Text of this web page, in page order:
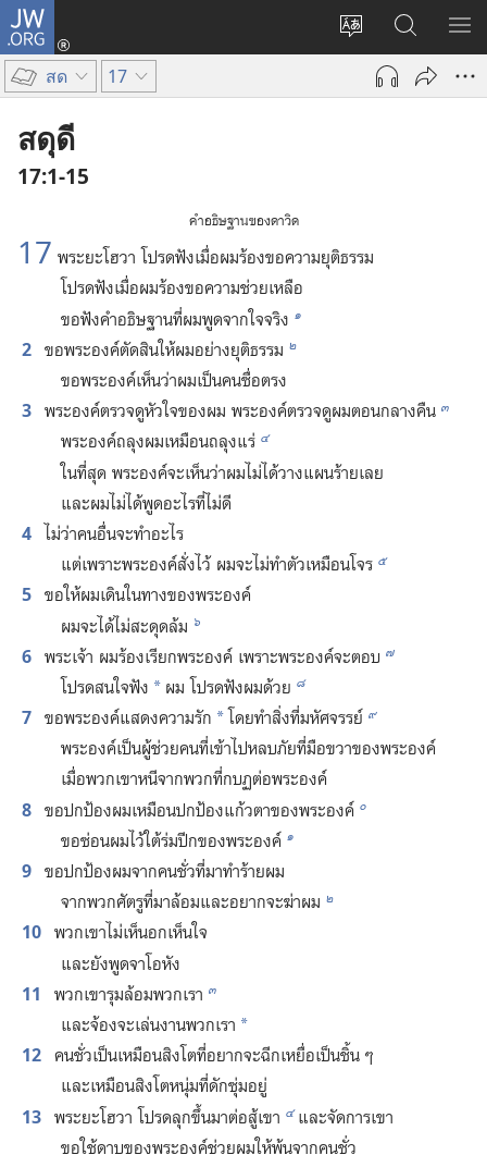
JW.ORG
เปลี่ยน
ภาษา
เข้า
(เปิด
ค้นหา
ใน
JW.ORG
แส
สด 17
สดุดี
17:1-15
คำ​อธิษฐาน​ของ​ดาวิด
17 พระ​ยะโฮวา โปรด​ฟัง​เมื่อ​ผม​ร้อง​ขอ​ความ​ยุติธรรม
โปรด​ฟัง​เมื่อ​ผม​ร้อง​ขอ​ความ​ช่วยเหลือ
ขอ​ฟัง​คำ​อธิษฐาน​ที่​ผม​พูด​จาก​ใจ​จริง ๑
2 ขอ​พระองค์​ตัดสิน​ให้​ผม​อย่าง​ยุติธรรม ๒
ขอ​พระองค์​เห็น​ว่า​ผม​เป็น​คน​ซื่อ​ตรง
3 พระองค์​ตรวจ​ดู​หัวใจ​ของ​ผม พระองค์​ตรวจ​ดู​ผม​ตอน​กลางคืน ๓
พระองค์​ถลุง​ผม​เหมือน​ถลุง​แร่ ๔
ใน​ที่​สุด พระองค์​จะ​เห็น​ว่า​ผม​ไม่​ได้​วาง​แผน​ร้าย​เลย
และ​ผม​ไม่​ได้​พูด​อะไร​ที่​ไม่​ดี
4
ไม่​ว่า​คน​อื่น​จะ​ทำ​อะไร
แต่​เพราะ​พระองค์​สั่ง​ไว้ ผม​จะ​ไม่​ทำ​ตัว​เหมือน​โจร ๕
5 ขอ​ให้​ผม​เดิน​ใน​ทาง​ของ​พระองค์
ผม​จะ​ได้​ไม่​สะดุด​ล้ม ๖
6 พระเจ้า ผม​ร้อง​เรียก​พระองค์ เพราะ​พระองค์​จะ​ตอบ ๗
โปรด​สนใจ​ฟัง * ผม โปรด​ฟัง​ผม​ด้วย ๘
7 ขอ​พระองค์​แสดง​ความ​รัก * โดย​ทำ​สิ่ง​ที่​มหัศจรรย์ ๙
พระองค์​เป็น​ผู้​ช่วย​คน​ที่​เข้า​ไป​หลบ​ภัย​ที่​มือ​ขวา​ของ​พระองค์
เมื่อ​พวก​เขา​หนี​จาก​พวก​ที่​กบฏ​ต่อ​พระองค์
8 ขอ​ปก​ป้อง​ผม​เหมือน​ปก​ป้อง​แก้วตา​ของ​พระองค์ ๐
ขอ​ซ่อน​ผม​ไว้​ใต้​ร่ม​ปีก​ของ​พระองค์ ๑
9 ขอ​ปก​ป้อง​ผม​จาก​คน​ชั่ว​ที่​มา​ทำ​ร้าย​ผม
จาก​พวก​ศัตรู​ที่​มา​ล้อม​และ​อยาก​จะ​ฆ่า​ผม ๒
10 พวก​เขา​ไม่​เห็น​อก​เห็น​ใจ
และ​ยัง​พูด​จา​โอหัง
11
พวก​เขา​รุม​ล้อม​พวก​เรา ๓
และ​จ้อง​จะ​เล่น​งาน​พวก​เรา *
12 คน​ชั่ว​เป็น​เหมือน​สิงโต​ที่​อยาก​จะ​ฉีก​เหยื่อ​เป็น​ชิ้น ๆ
​และ​เหมือน​สิงโต​หนุ่ม​ที่​ดัก​ซุ่ม​อยู่
13 พระ​ยะโฮวา โปรด​ลุก​ขึ้น​มา​ต่อ​สู้​เขา ๔ และ​จัด​การ​เขา
ขอ​ใช้​ดาบ​ของ​พระองค์​ช่วย​ผม​ให้​พ้น​จาก​คน​ชั่ว